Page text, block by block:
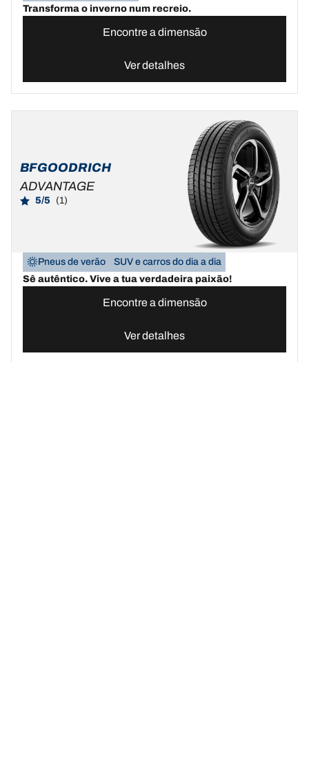
Transforma o inverno num recreio.
Encontre a dimensão
Ver detalhes
BFGOODRICH
ADVANTAGE
5/5 (1)
Pneus de verão
SUV e carros do dia a dia
Sê autêntico. Vive a tua verdadeira paixão!
Encontre a dimensão
Ver detalhes